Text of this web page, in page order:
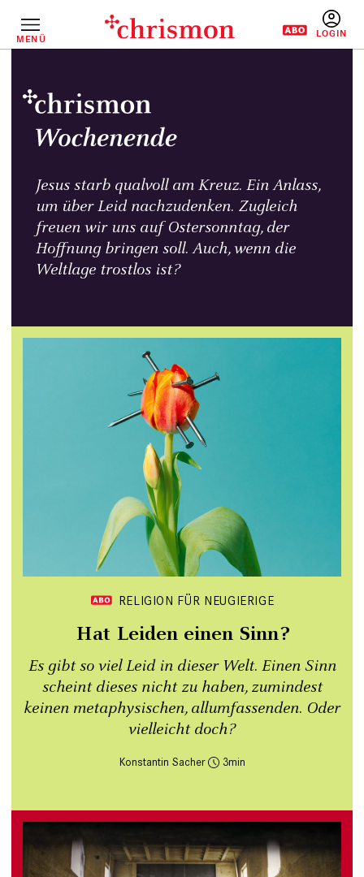
InhaltMENÜ
Jesus starb qualvoll am Kreuz. Ein Anlass,
um über Leid nachzudenken. Zugleich
freuen wir uns auf Ostersonntag, der
Hoffnung bringen soll. Auch, wenn die
Weltlage trostlos ist?
RELIGION FÜR NEUGIERIGE
Hat Leiden einen Sinn?
Es gibt so viel Leid in dieser Welt. Einen Sinn
scheint dieses nicht zu haben, zumindest
keinen metaphysischen, allumfassenden. Oder
vielleicht doch?
Konstantin Sacher 3